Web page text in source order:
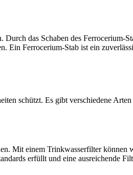
das Schaben des Ferrocerium-
Ein Ferrocerium-Stab ist ein
schützt. Es gibt verschiedene
Mit einem Trinkwasserfilter können
erfüllt und eine ausreichende